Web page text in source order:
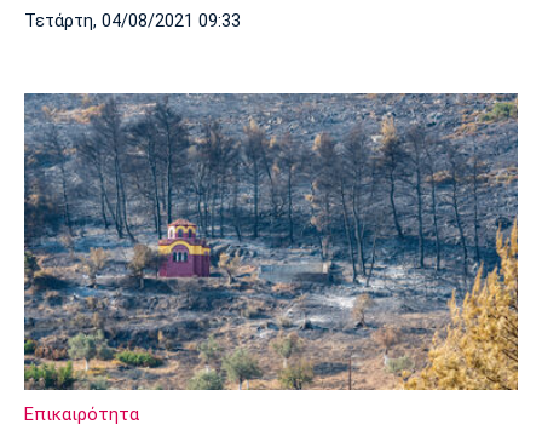
Τετάρτη, 04/08/2021 09:33
Επικαιρότητα